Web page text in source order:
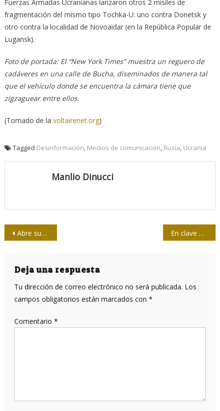
Fuerzas Armadas Ucranianas ‎lanzaron otros 2 misiles de
fragmentación del mismo tipo Tochka-U: uno contra Donetsk y
otro ‎contra la localidad de Novoaidar (en la República Popular de
Lugansk).‎
Foto de portada: El “New York Times” muestra un reguero de
cadáveres en una calle de Bucha, diseminados de ‎manera tal
que el vehículo donde se encuentra la cámara tiene que
zigzaguear entre ellos.‎
(Tomado de la voltairenet.org)
Tagged Desinformación Medios de comunicación Rusia Ucrania
Manlio Dinucci
Navegación
entradas
Abre sus puertas la XXX Feria Internacional del Libro de La Habana En clave del periodista Orlando Pérez
Deja una respuesta
Tu dirección de correo electrónico no será publicada. Los
campos obligatorios están marcados con *
Comentario *